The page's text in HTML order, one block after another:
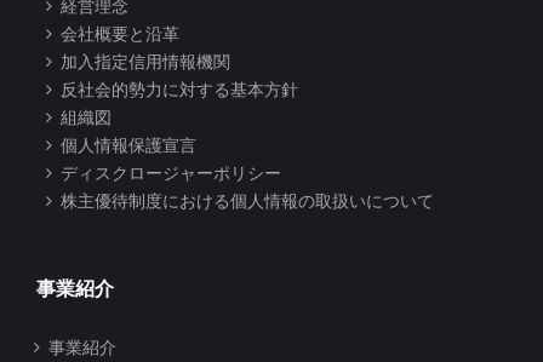
経営理念
会社概要と沿革
加入指定信用情報機関
反社会的勢力に対する基本方針
組織図
個人情報保護宣言
ディスクロージャーポリシー
株主優待制度における個人情報の取扱いについて
事業紹介
事業紹介